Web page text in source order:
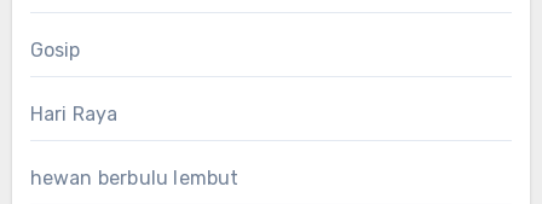
Gosip
Hari Raya
hewan berbulu lembut